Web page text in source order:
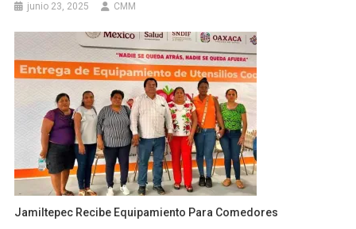
junio 23, 2025 CMM
Jamiltepec Recibe Equipamiento Para Comedores